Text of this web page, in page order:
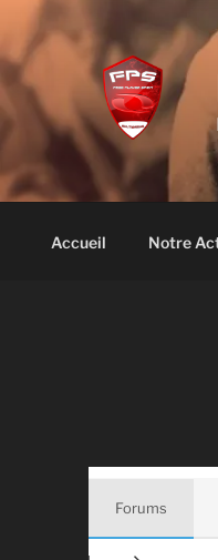
Aller
contenu
principal
Accueil Notre
Forums